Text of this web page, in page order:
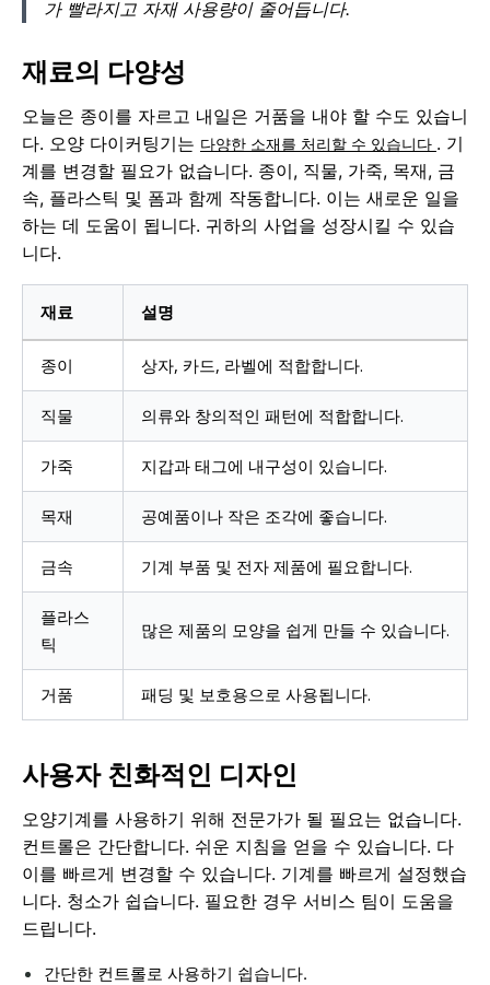
가 빨라지고 자재 사용량이 줄어듭니다.
재료의 다양성
오늘은 종이를 자르고 내일은 거품을 내야 할 수도 있습니
다. 오양 다이커팅기는 다양한 소재를 처리할 수 있습니다 . 기
계를 변경할 필요가 없습니다. 종이, 직물, 가죽, 목재, 금
속, 플라스틱 및 폼과 함께 작동합니다. 이는 새로운 일을
하는 데 도움이 됩니다. 귀하의 사업을 성장시킬 수 있습
니다.
재료 설명
종이 상자, 카드, 라벨에 적합합니다.
직물 의류와 창의적인 패턴에 적합합니다.
가죽 지갑과 태그에 내구성이 있습니다.
목재 공예품이나 작은 조각에 좋습니다.
금속 기계 부품 및 전자 제품에 필요합니다.
플라스
틱
많은 제품의 모양을 쉽게 만들 수 있습니다.
거품 패딩 및 보호용으로 사용됩니다.
사용자 친화적인 디자인
오양기계를 사용하기 위해 전문가가 될 필요는 없습니다.
컨트롤은 간단합니다. 쉬운 지침을 얻을 수 있습니다. 다
이를 빠르게 변경할 수 있습니다. 기계를 빠르게 설정했습
니다. 청소가 쉽습니다. 필요한 경우 서비스 팀이 도움을
드립니다.
간단한 컨트롤로 사용하기 쉽습니다.